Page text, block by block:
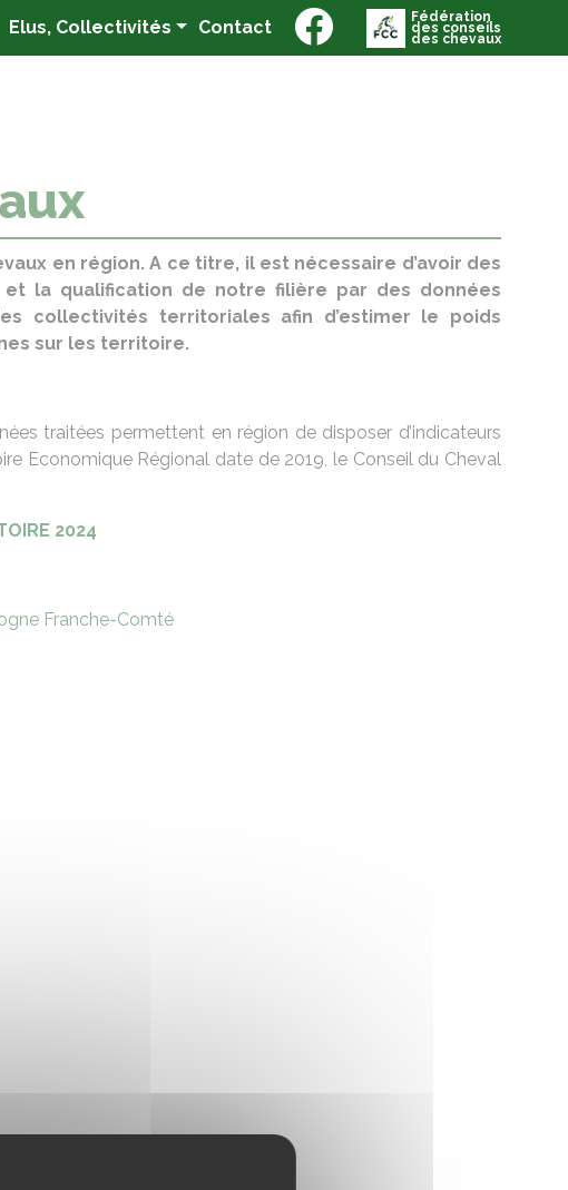
Elus, Collectivités Contact(current) Fédération
des conseils
des chevaux
en région. A ce titre, il est nécessaire d’avoir des
la qualification de notre filière par des données
collectivités territoriales afin d’estimer le poids
sur les territoire.
traitées permettent en région de disposer d’indicateurs
Economique Régional date de 2019, le Conseil du Cheval
2024
Franche-Comté